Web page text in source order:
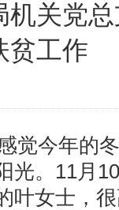
机关党
贫工作
觉今年的
光。11月
叶女士，